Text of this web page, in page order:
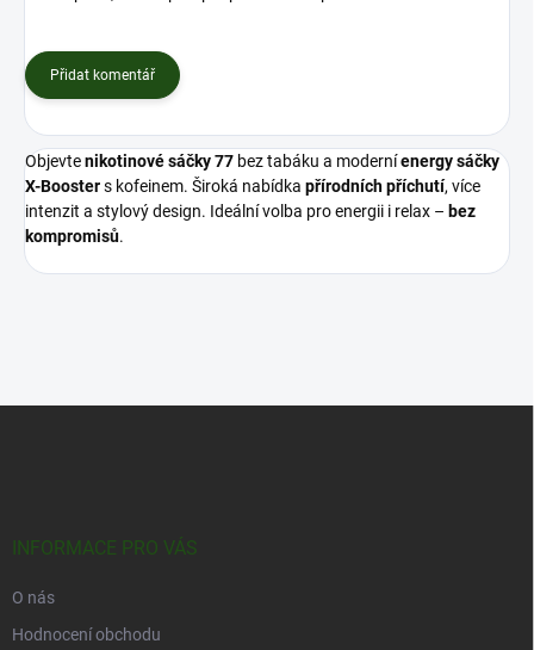
Přidat komentář
Objevtenikotinové sáčky 77 bez tabáku a moderníenergy sáčky
X-Boosters kofeinem. Široká nabídka přírodních příchutí, více
intenzit a stylový design. Ideální volba pro energii i relax – bez
kompromisů.
INFORMACE PRO VÁS
O nás
Hodnocení obchodu